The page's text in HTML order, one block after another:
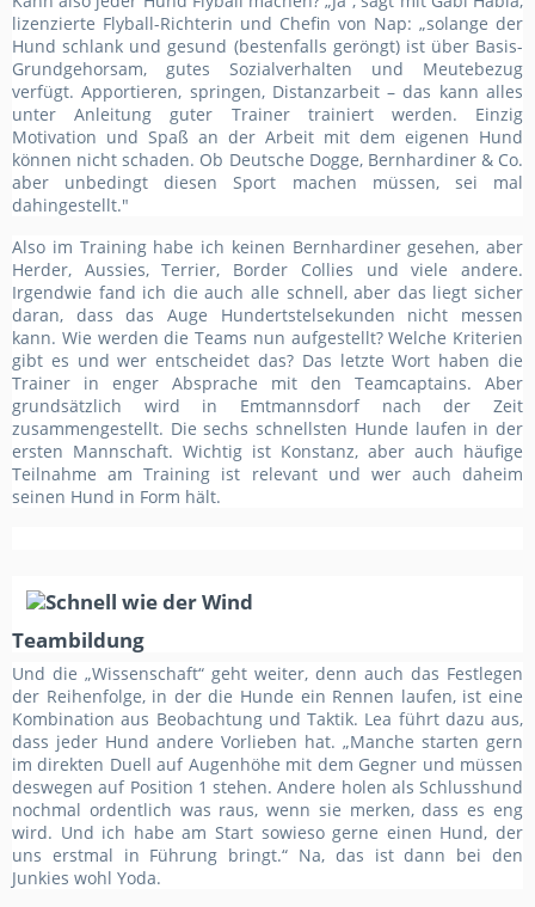
lizenzierte Flyball-Richterin und Chefin von Nap: „solange der
Hund schlank und gesund (bestenfalls geröngt) ist über Basis-
Grundgehorsam, gutes Sozialverhalten und Meutebezug
verfügt. Apportieren, springen, Distanzarbeit – das kann alles
unter Anleitung guter Trainer trainiert werden. Einzig
Motivation und Spaß an der Arbeit mit dem eigenen Hund
können nicht schaden. Ob Deutsche Dogge, Bernhardiner & Co.
aber unbedingt diesen Sport machen müssen, sei mal
dahingestellt."
Also im Training habe ich keinen Bernhardiner gesehen, aber
Herder, Aussies, Terrier, Border Collies und viele andere.
Irgendwie fand ich die auch alle schnell, aber das liegt sicher
daran, dass das Auge Hundertstelsekunden nicht messen
kann. Wie werden die Teams nun aufgestellt? Welche Kriterien
gibt es und wer entscheidet das? Das letzte Wort haben die
Trainer in enger Absprache mit den Teamcaptains. Aber
grundsätzlich wird in Emtmannsdorf nach der Zeit
zusammengestellt. Die sechs schnellsten Hunde laufen in der
ersten Mannschaft. Wichtig ist Konstanz, aber auch häufige
Teilnahme am Training ist relevant und wer auch daheim
seinen Hund in Form hält.
Teambildung
Und die „Wissenschaft“ geht weiter, denn auch das Festlegen
der Reihenfolge, in der die Hunde ein Rennen laufen, ist eine
Kombination aus Beobachtung und Taktik. Lea führt dazu aus,
dass jeder Hund andere Vorlieben hat. „Manche starten gern
im direkten Duell auf Augenhöhe mit dem Gegner und müssen
deswegen auf Position 1 stehen. Andere holen als Schlusshund
nochmal ordentlich was raus, wenn sie merken, dass es eng
wird. Und ich habe am Start sowieso gerne einen Hund, der
uns erstmal in Führung bringt.“ Na, das ist dann bei den
Junkies wohl Yoda.